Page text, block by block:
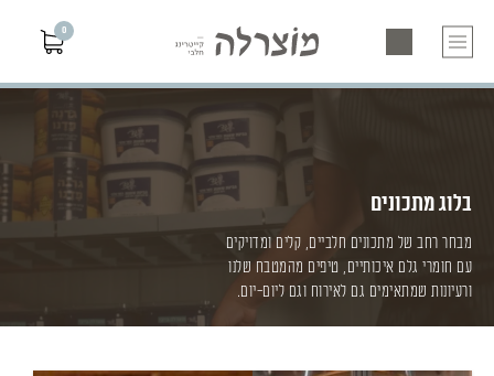
0
בלוג מתכונים
מבחר רחב של מתכונים חלביים, קלים ומדויקים
עם חומרי גלם איכותיים, טיפים מהמטבח שלנו
ורעיונות שמתאימים גם לאירוח וגם ליום-יום.